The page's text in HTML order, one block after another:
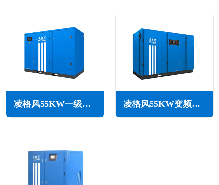
凌格风55KW一级能效永磁变频空压机LCH系列 凌格风55KW变频空压机LSV系列